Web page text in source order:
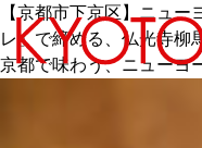
【京都市下京区】ニュー
レ」で締める、仏光寺柳
京都で味わう、ニューヨ